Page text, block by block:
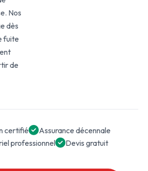
Nos
dès
fuite
de
certifié
Assurance décennale
professionnel
Devis gratuit